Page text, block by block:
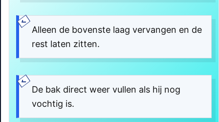
Alleen de bovenste laag vervangen en de
rest laten zitten.
De bak direct weer vullen als hij nog
vochtig is.